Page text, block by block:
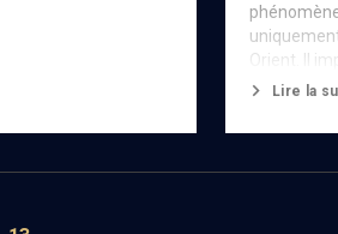
Orient. Il
mythes
Lire la